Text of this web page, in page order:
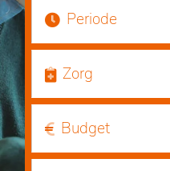
Periode
Zorg
Budget